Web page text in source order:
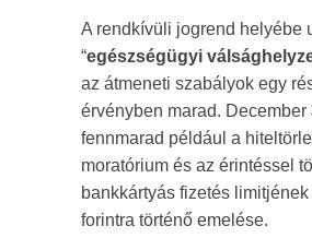
A rendkívüli jogrend helyébe
“egészségügyi
az átmeneti szabályok egy
érvényben marad. December
fennmarad például a
moratórium és az érintéssel
bankkártyás fizetés
forintra történő emelése.